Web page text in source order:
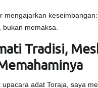
mengajarkan
memaksa.
Tradisi,
upacara adat Toraja, saya